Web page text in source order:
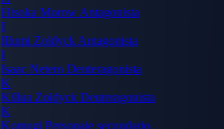
Hisoka Morow Antagonista
I
Illumi Zoldyck Antagonista
I
Isaac Netero Deuteragonista
K
Killua Zoldyck Deuteragonista
K
Komugi Personaje secundario